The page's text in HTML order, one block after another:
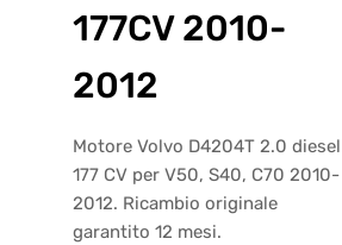
177CV 2010-
2012
Motore Volvo D4204T 2.0 diesel
177 CV per V50, S40, C70 2010-
2012. Ricambio originale
garantito 12 mesi.